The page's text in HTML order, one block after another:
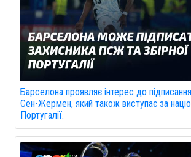
Барселона проявляє інтерес до
Сен-Жермен, який також виступає за
Португалії.